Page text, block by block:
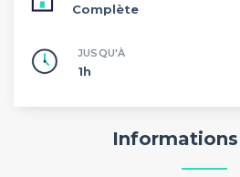
Complète
JUSQU'À
1h